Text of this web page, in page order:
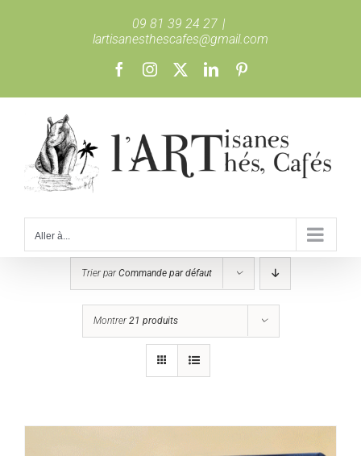
09 81 39 24 27 |
lartisanesthescafes@gmail.com
FacebookInstagram LinkedIn
Aller à...
Trier parCommande par défaut
Montrer21 produits